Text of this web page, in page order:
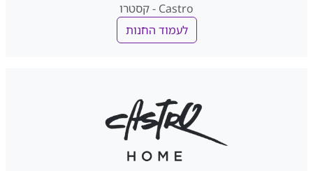
Castro - קסטרו
לעמוד החנות